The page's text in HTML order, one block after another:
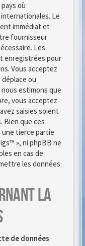
où
Le
immédiat et
fournisseur
Les
enregistrées pour
Vous acceptez
ou
estimons que
vous acceptez
saisies soient
Bien que ces
tierce partie
», ni phpBB ne
en cas de
les données.
la
de données